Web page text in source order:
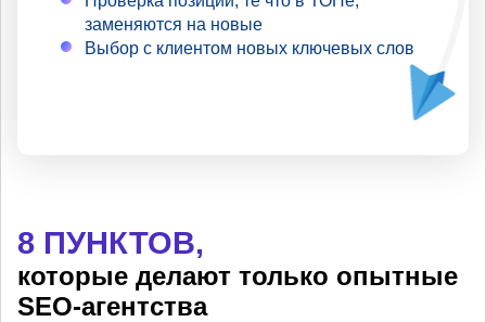
заменяются на новые
Выбор с клиентом новых ключевых слов
8 ПУНКТОВ,
которые делают только опытные
SEO-агентства